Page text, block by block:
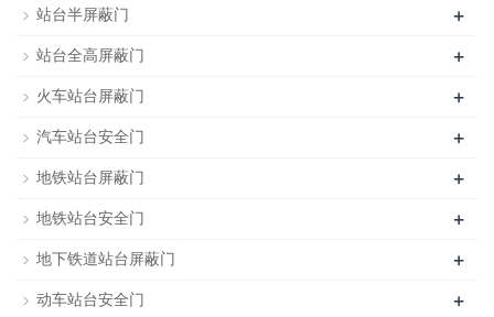
站台半屏蔽门 +
站台全高屏蔽门 +
火车站台屏蔽门 +
汽车站台安全门 +
地铁站台屏蔽门 +
地铁站台安全门 +
地下铁道站台屏蔽门 +
动车站台安全门 +